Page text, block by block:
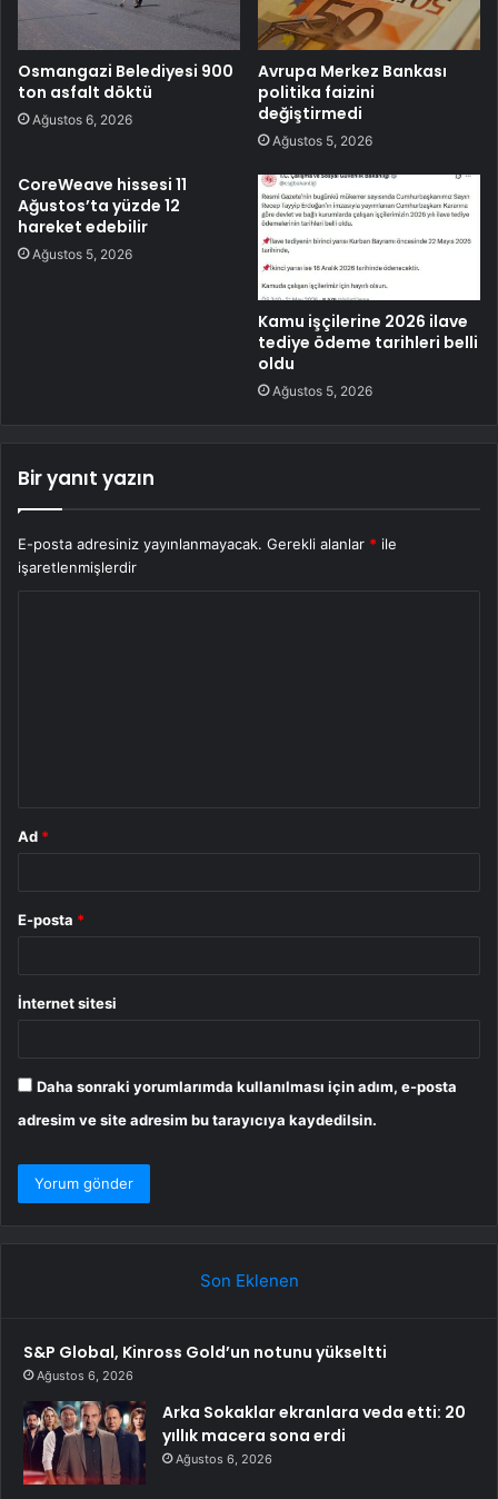
Osmangazi Belediyesi 900
ton asfalt döktü
Ağustos 6, 2026
Avrupa Merkez Bankası
politika faizini
değiştirmedi
Ağustos 5, 2026
CoreWeave hissesi 11
Ağustos’ta yüzde 12
hareket edebilir
Ağustos 5, 2026
Kamu işçilerine 2026 ilave
tediye ödeme tarihleri belli
oldu
Ağustos 5, 2026
Bir yanıt yazın
E-posta adresiniz yayınlanmayacak. Gerekli alanlar * ile
işaretlenmişlerdir
Ad *
E-posta *
İnternet sitesi
Daha sonraki yorumlarımda kullanılması için adım, e-posta
adresim ve site adresim bu tarayıcıya kaydedilsin.
Son Eklenen
S&P Global, Kinross Gold’un notunu yükseltti
Ağustos 6, 2026
Arka Sokaklar ekranlara veda etti: 20
yıllık macera sona erdi
Ağustos 6, 2026